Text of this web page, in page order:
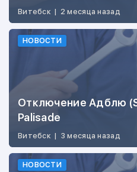
Витебск | 2 месяца назад
НОВОСТИ
Отключение Адблю
Palisade
Витебск | 3 месяца назад
НОВОСТИ